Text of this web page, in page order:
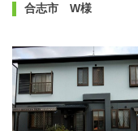
合志市 W様